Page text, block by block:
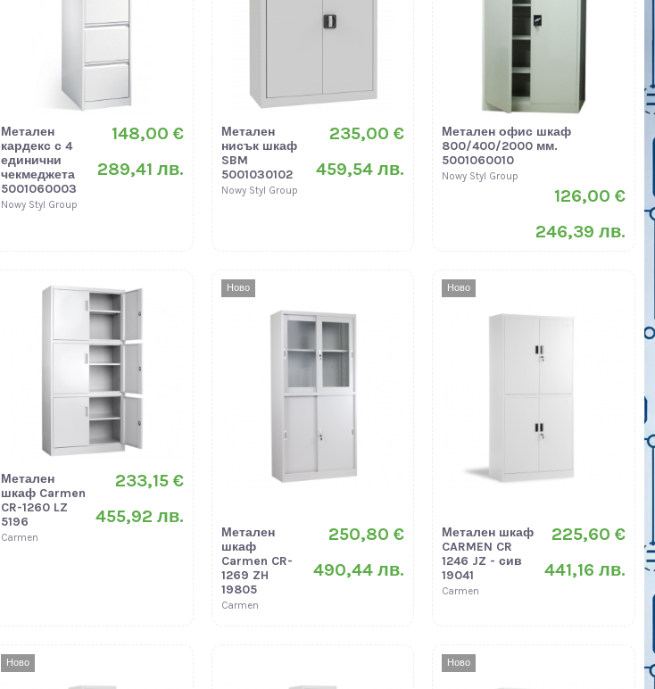
Метален
кардекс с 4
единични
чекмеджета
5001060003
Nowy Styl Group
148,00 €
289,41 лв.
Метален
нисък шкаф
SBM
5001030102
Nowy Styl Group
235,00 €
459,54 лв.
Метален офис шкаф
800/400/2000 мм.
5001060010
Nowy Styl Group
126,00 €
246,39 лв.
Метален
шкаф Carmen
CR-1260 LZ
5196
Carmen
233,15 €
455,92 лв.
Ново
Метален
шкаф
Carmen CR-
1269 ZH
19805
Carmen
250,80 €
490,44 лв.
Ново
Метален шкаф
CARMEN CR
1246 JZ - сив
19041
Carmen
225,60 €
441,16 лв.
Ново Ново